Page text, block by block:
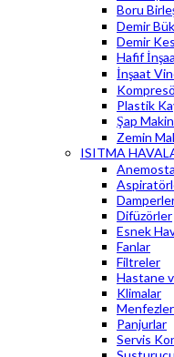
Boru
Demir
Demir
Hafif
İnşaat
Plastik
Şap
Zemin
ISITMA
Difüzörler
Esnek
Fanlar
Filtreler
Hastane
Klimalar
Menfezler
Panjurlar
Servis